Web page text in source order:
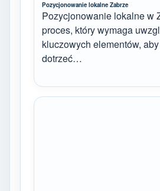
Pozycjonowanie lokalne Zabrze
Pozycjonowanie lokalne w
proces, który wymaga
kluczowych elementów,
dotrzeć…